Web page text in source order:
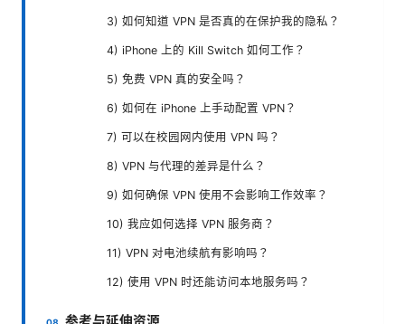
3) 如何知道 VPN 是否真的在保护我的隐私？
4) iPhone 上的 Kill Switch 如何工作？
5) 免费 VPN 真的安全吗？
6) 如何在 iPhone 上手动配置 VPN？
7) 可以在校园网内使用 VPN 吗？
8) VPN 与代理的差异是什么？
9) 如何确保 VPN 使用不会影响工作效率？
10) 我应如何选择 VPN 服务商？
11) VPN 对电池续航有影响吗？
12) 使用 VPN 时还能访问本地服务吗？